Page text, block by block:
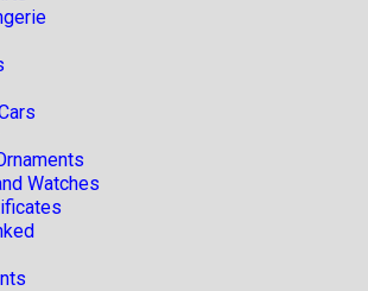
Watches